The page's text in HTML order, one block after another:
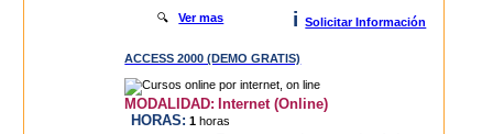
🔍Ver mas i Solicitar Información
ACCESS 2000 (DEMO GRATIS)
MODALIDAD: Internet (Online)
HORAS: 1 horas